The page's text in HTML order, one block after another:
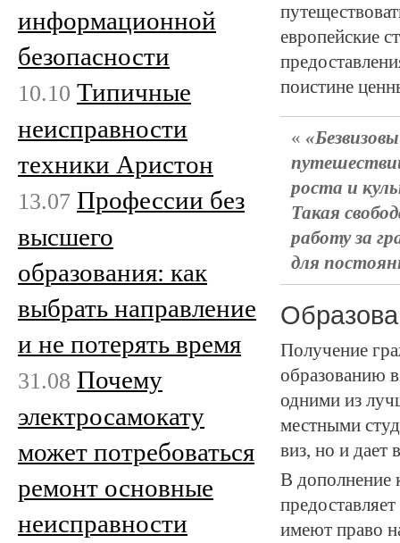
европейские
поистине
роста и
Такая
работу за
для
Получение
образованию
одними из
местными
виз, но и дает
В дополнение
имеют право
информационной
безопасности
10.10 Типичные
неисправности
техники Аристон
13.07 Профессии без
высшего
образования: как
выбрать направление
и не потерять время
31.08 Почему
электросамокату
может потребоваться
ремонт основные
неисправности